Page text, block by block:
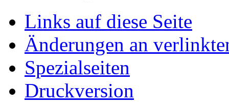
Links auf diese Seite
Änderungen an
Spezialseiten
Druckversion